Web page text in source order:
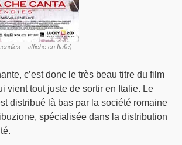
– affiche en Italie)
c’est donc le très beau titre du film
vient tout juste de sortir en Italie. Le
distribué là bas par la société romaine
spécialisée dans la distribution